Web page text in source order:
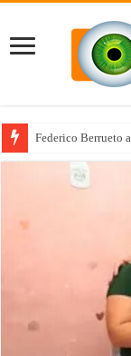
Federico Berrueto